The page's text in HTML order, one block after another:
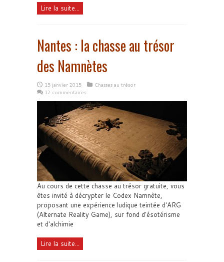
Lire la suite...
Nantes : la chasse au trésor
des Namnètes
15 janvier 2015
Chasses au trésor
12 commentaires
Au cours de cette chasse au trésor gratuite, vous
êtes invité à décrypter le Codex Namnète,
proposant une expérience ludique teintée d'ARG
(Alternate Reality Game), sur fond d'ésotérisme
et d'alchimie
Lire la suite...